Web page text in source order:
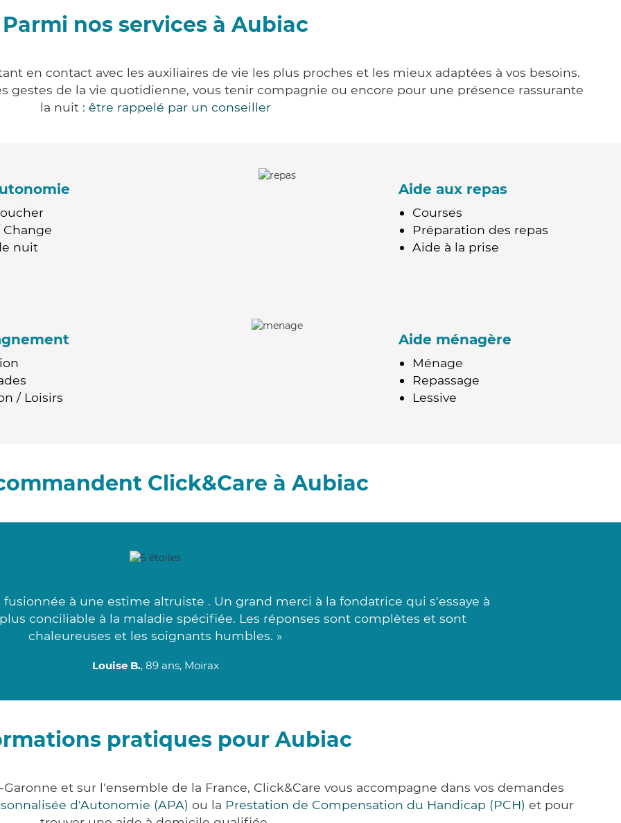
Parmi nos services à Aubiac
en contact avec les auxiliaires de vie les plus proches et les mieux adaptées à vos besoins.
gestes de la vie quotidienne, vous tenir compagnie ou encore pour une présence rassurante
la nuit : être rappelé par un conseiller
nuit
Aide aux repas
Courses
Préparation des repas
Aide à la prise
/ Loisirs
Aide ménagère
Ménage
Repassage
Lessive
Click&Care à Aubiac
à une estime altruiste . Un grand merci à la fondatrice qui s'essaye à
conciliable à la maladie spécifiée. Les réponses sont complètes et sont
chaleureuses et les soignants humbles. »
Louise B., 89 ans, Moirax
pratiques pour Aubiac
et sur l'ensemble de la France, Click&Care vous accompagne dans vos demandes
d'Autonomie (APA) ou la Prestation de Compensation du Handicap (PCH) et pour